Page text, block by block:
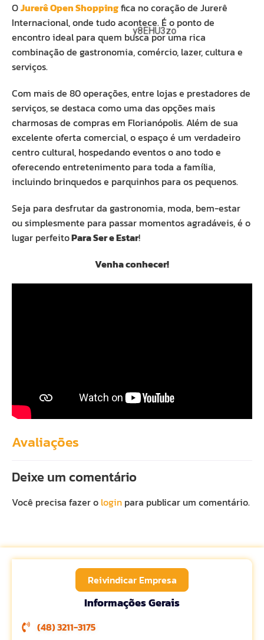
y8EHU3zo
OJurerê Open Shoppingfica no coração de Jurerê
Internacional, onde tudo acontece. É o ponto de
encontro ideal para quem busca por uma rica
combinação de gastronomia, comércio, lazer, cultura e
serviços.
Com mais de 80 operações, entre lojas e prestadores de
serviços, se destaca como uma das opções mais
charmosas de compras em Florianópolis. Além de sua
excelente oferta comercial, o espaço é um verdadeiro
centro cultural, hospedando eventos o ano todo e
oferecendo entretenimento para toda a família,
incluindo brinquedos e parquinhos para os pequenos.
Seja para desfrutar da gastronomia, moda, bem-estar
ou simplesmente para passar momentos agradáveis, é o
lugar perfeitoPara Ser e Estar!
Venha conhecer!
Avaliações
Deixe um comentário
Você precisa fazer o login para publicar um comentário.
Reivindicar Empresa
Informações Gerais
(48) 3211-3175